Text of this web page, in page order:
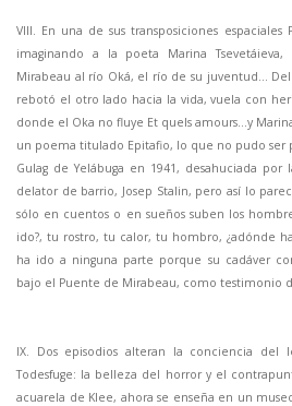
VIII. En una de sus transposiciones
imaginando a la poeta Marina
Mirabeau al río Oká, el río de su juventud…
rebotó el otro lado hacia la vida, vuela con
donde el Oka no fluye Et quels amours…y
un poema titulado Epitafio, lo que no pudo ser
Gulag de Yelábuga en 1941, desahuciada
delator de barrio, Josep Stalin, pero así lo
sólo en cuentos o en sueños suben los
ido?, tu rostro, tu calor, tu hombro, ¿adónde
ha ido a ninguna parte porque su cadáver
bajo el Puente de Mirabeau, como testimonio
IX. Dos episodios alteran la conciencia
Todesfuge: la belleza del horror y el
acuarela de Klee, ahora se enseña en un